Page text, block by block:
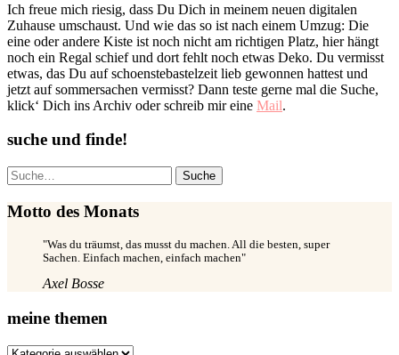
Ich freue mich riesig, dass Du Dich in meinem neuen digitalen
Zuhause umschaust. Und wie das so ist nach einem Umzug: Die
eine oder andere Kiste ist noch nicht am richtigen Platz, hier hängt
noch ein Regal schief und dort fehlt noch etwas Deko. Du vermisst
etwas, das Du auf schoenstebastelzeit lieb gewonnen hattest und
jetzt auf sommersachen vermisst? Dann teste gerne mal die Suche,
klick‘ Dich ins Archiv oder schreib mir eine Mail.
suche und finde!
Suche
Motto des Monats
"Was du träumst, das musst du machen. All die besten, super
Sachen. Einfach machen, einfach machen"
Axel Bosse
meine themen
meine